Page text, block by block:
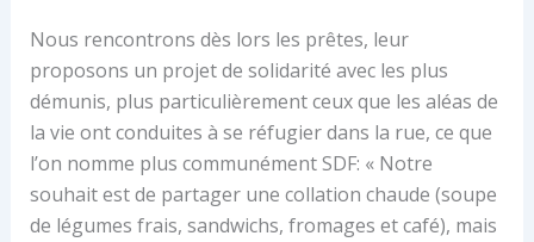
Nous rencontrons dès lors les prêtes, leur
proposons un projet de solidarité avec les plus
démunis, plus particulièrement ceux que les aléas de
la vie ont conduites à se réfugier dans la rue, ce que
l’on nomme plus communément SDF: « Notre
souhait est de partager une collation chaude (soupe
de légumes frais, sandwichs, fromages et café), mais